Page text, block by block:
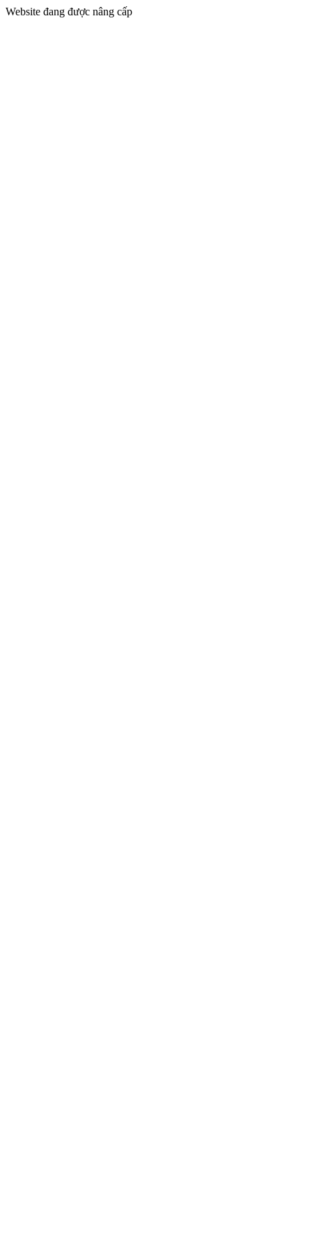
Website đang được nâng cấp